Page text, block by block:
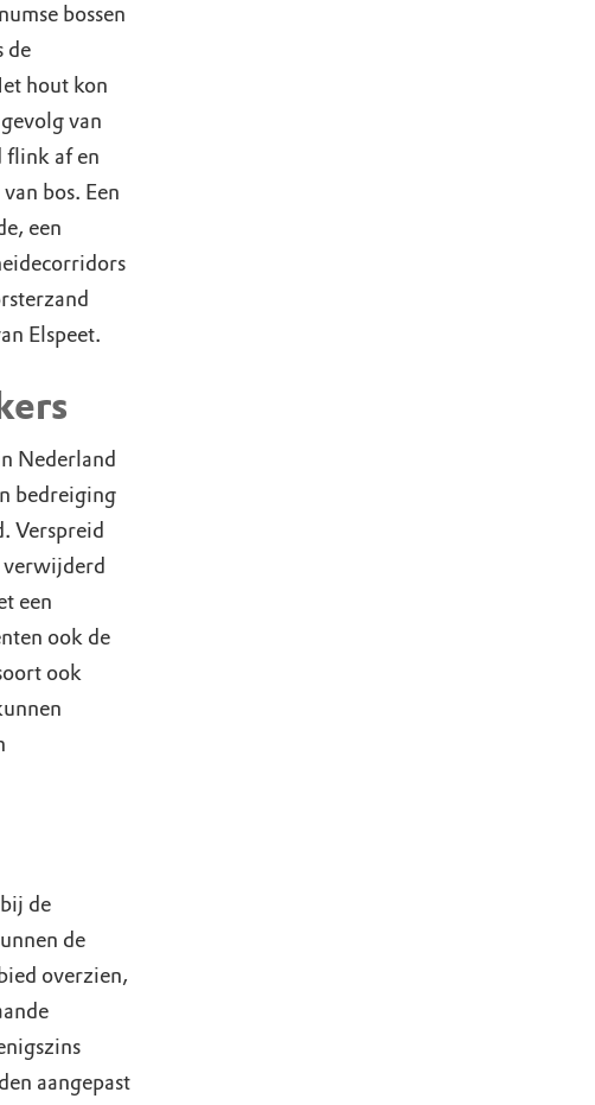
bossen
de
hout kon
van
flink af en
bos. Een
een
Elspeet.
Nederland
bedreiging
Verspreid
verwijderd
een
ook de
ook
de
de
overzien,
aangepast